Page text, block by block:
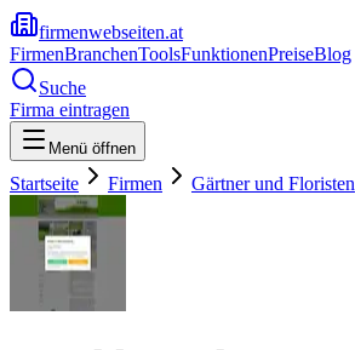
firmenwebseiten.at
FirmenBranchenToolsFunktionenPreiseBlog
Suche
Firma eintragen
Menü öffnen
Startseite Firmen Gärtner und Floristen